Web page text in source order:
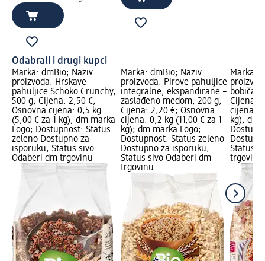
Odabrali i drugi kupci
Marka: dmBio; Naziv
proizvoda: Hrskave
pahuljice Schoko Crunchy,
500 g; Cijena: 2,50 €;
Osnovna cijena: 0,5 kg
(5,00 € za 1 kg); dm marka
Logo; Dostupnost: Status
zeleno Dostupno za
isporuku, Status sivo
Odaberi dm trgovinu
Marka: dmBio; Naziv
proizvoda: Pirove pahuljice
integralne, ekspandirane –
zaslađeno medom, 200 g;
Cijena: 2,20 €; Osnovna
cijena: 0,2 kg (11,00 € za 1
kg); dm marka Logo;
Dostupnost: Status zeleno
Dostupno za isporuku,
Status sivo Odaberi dm
trgovinu
Marka:
Cijena:
cijena:
kg); dm
Status
trgovinu